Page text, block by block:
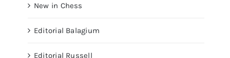
New in Chess
Editorial Balagium
Editorial Russell